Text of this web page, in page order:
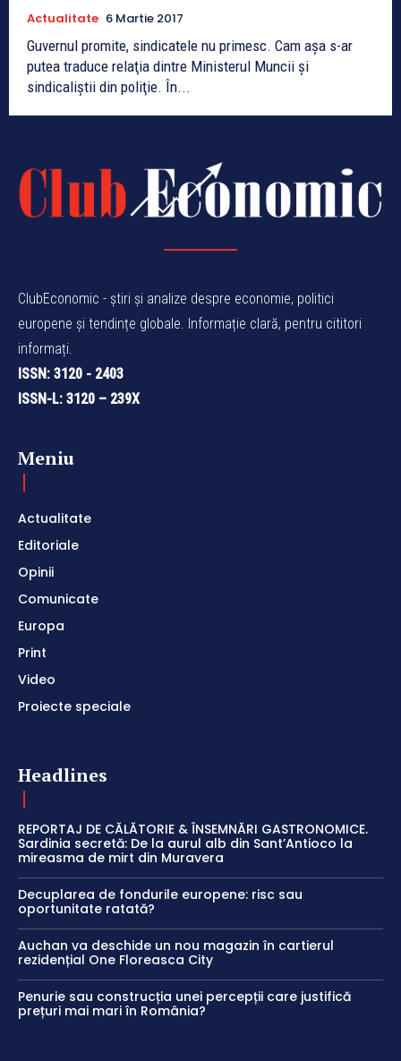
Actualitate 6 Martie 2017
Guvernul promite, sindicatele nu primesc. Cam aşa s-ar
putea traduce relaţia dintre Ministerul Muncii şi
sindicaliştii din poliţie. În...
ClubEconomic - știri și analize despre economie, politici
europene și tendințe globale. Informație clară, pentru cititori
informați.
ISSN: 3120 - 2403
ISSN-L: 3120 – 239X
Meniu
Actualitate
Editoriale
Opinii
Comunicate
Europa
Print
Video
Proiecte speciale
Headlines
REPORTAJ DE CĂLĂTORIE & ÎNSEMNĂRI GASTRONOMICE.
Sardinia secretă: De la aurul alb din Sant’Antioco la
mireasma de mirt din Muravera
Decuplarea de fondurile europene: risc sau
oportunitate ratată?
Auchan va deschide un nou magazin în cartierul
rezidențial One Floreasca City
Penurie sau construcția unei percepții care justifică
prețuri mai mari în România?